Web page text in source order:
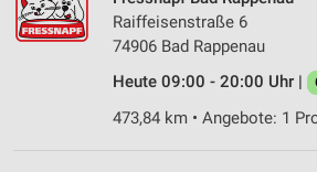
Raiffeisenstraße 6
74906 Bad Rappenau
Heute 09:00 - 20:00 Uhr |
473,84 km • Angebote: 1